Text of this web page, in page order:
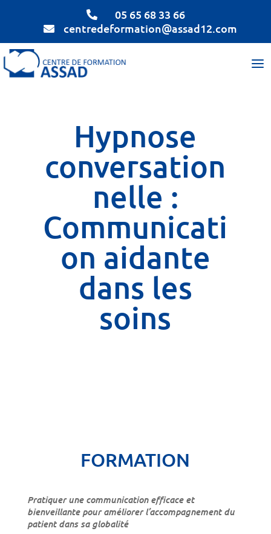
 05 65 68 33 66
 centredeformation@assad12.com
Hypnose
conversation
nelle :
Communicati
on aidante
dans les
soins
FORMATION
Pratiquer une communication efficace et
bienveillante pour améliorer l’accompagnement du
patient dans sa globalité